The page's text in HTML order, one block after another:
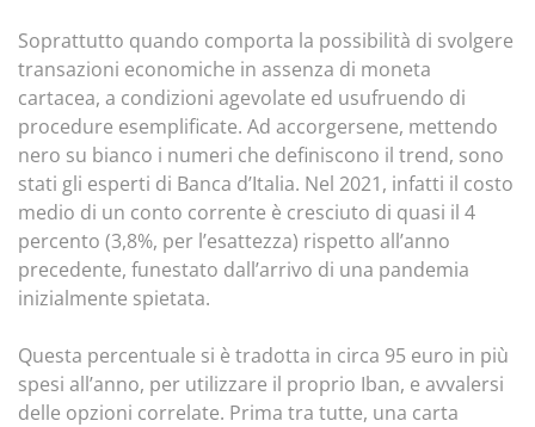
Soprattutto quando comporta la possibilità di svolgere
transazioni economiche in assenza di moneta
cartacea, a condizioni agevolate ed usufruendo di
procedure esemplificate. Ad accorgersene, mettendo
nero su bianco i numeri che definiscono il trend, sono
stati gli esperti di Banca d’Italia. Nel 2021, infatti il costo
medio di un conto corrente è cresciuto di quasi il 4
percento (3,8%, per l’esattezza) rispetto all’anno
precedente, funestato dall’arrivo di una pandemia
inizialmente spietata.
Questa percentuale si è tradotta in circa 95 euro in più
spesi all’anno, per utilizzare il proprio Iban, e avvalersi
delle opzioni correlate. Prima tra tutte, una carta